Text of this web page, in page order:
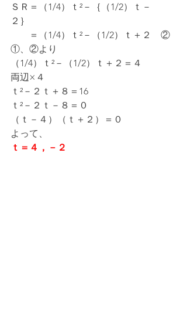
ＳＲ＝（1/4）ｔ²－｛（1/2）ｔ－
２｝
＝（1/4）ｔ²－（1/2）ｔ＋２　②
①、②より
（1/4）ｔ²－（1/2）ｔ＋２＝４
両辺×４
ｔ²－２ｔ＋８＝16
ｔ²－２ｔ－８＝０
（ｔ－４）（ｔ＋２）＝０
よって、
ｔ＝４，－２